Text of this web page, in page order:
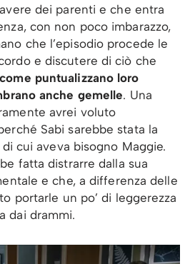
dei parenti e che entra
con non poco imbarazzo,
che l’episodio procede le
e discutere di ciò che
puntualizzano loro
anche gemelle. Una
avrei voluto
Sabi sarebbe stata la
cui aveva bisogno Maggie.
fatta distrarre dalla sua
e che, a differenza delle
portarle un po’ di leggerezza
dai drammi.